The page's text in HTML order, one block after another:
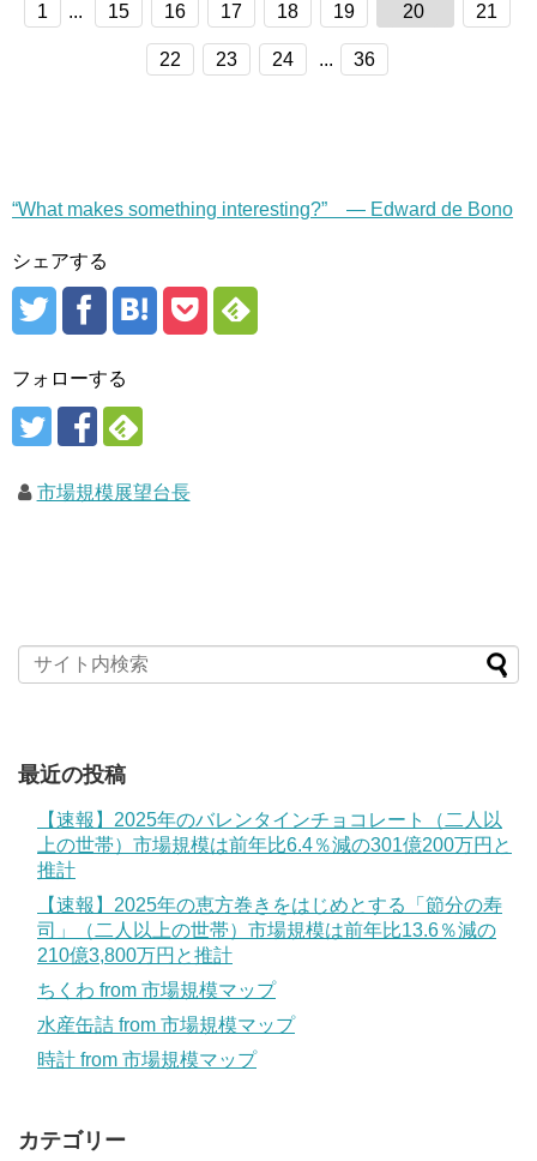
1 ... 15 16 17 18 19 20 21
22 23 24 ... 36
“What makes something interesting?” — Edward de Bono
シェアする
フォローする
市場規模展望台長
最近の投稿
【速報】2025年のバレンタインチョコレート（二人以
上の世帯）市場規模は前年比6.4％減の301億200万円と
推計
【速報】2025年の恵方巻きをはじめとする「節分の寿
司」（二人以上の世帯）市場規模は前年比13.6％減の
210億3,800万円と推計
ちくわ from 市場規模マップ
水産缶詰 from 市場規模マップ
時計 from 市場規模マップ
カテゴリー